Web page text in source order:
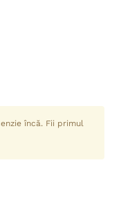
încă. Fii primul